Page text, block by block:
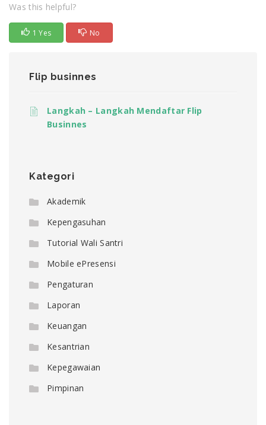
Was this helpful?
1 Yes No
Flip businnes
Langkah – Langkah Mendaftar Flip
Businnes
Kategori
Akademik
Kepengasuhan
Tutorial Wali Santri
Mobile ePresensi
Pengaturan
Laporan
Keuangan
Kesantrian
Kepegawaian
Pimpinan